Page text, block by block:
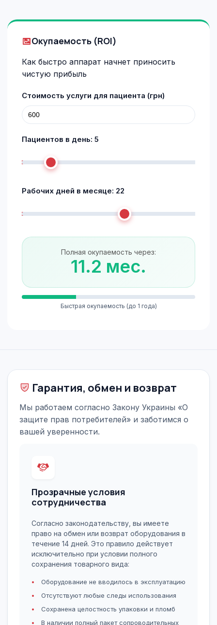
Окупаемость (ROI)
Как быстро аппарат начнет приносить
чистую прибыль
Стоимость услуги для пациента (грн)
Пациентов в день: 5
Рабочих дней в месяце: 22
Полная окупаемость через:
11.2 мес.
Быстрая окупаемость (до 1 года)
Гарантия, обмен и возврат
Мы работаем согласно Закону Украины «О
защите прав потребителей» и заботимся о
вашей уверенности.
Прозрачные условия
сотрудничества
Согласно законодательству, вы имеете
право на обмен или возврат оборудования в
течение 14 дней. Это правило действует
исключительно при условии полного
сохранения товарного вида:
Оборудование не вводилось в эксплуатацию
Отсутствуют любые следы использования
Сохранена целостность упаковки и пломб
В наличии полный пакет сопроводительных